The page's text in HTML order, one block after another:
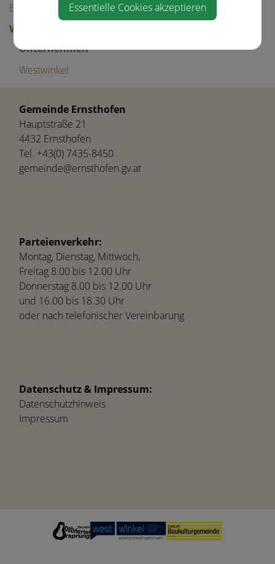
Bauen/Wohnen
Wirtschaft
Unternehmen
Westwinkel
Gemeinde Ernsthofen
Hauptstraße 21
4432 Ernsthofen
Tel. +43(0) 7435-8450
gemeinde@ernsthofen.gv.at
Parteienverkehr:
Montag, Dienstag, Mittwoch,
Freitag 8.00 bis 12.00 Uhr
Donnerstag 8.00 bis 12.00 Uhr
und 16.00 bis 18.30 Uhr
oder nach telefonischer Vereinbarung
Datenschutz & Impressum:
Datenschutzhinweis
Impressum
Essentielle Cookies akzeptieren